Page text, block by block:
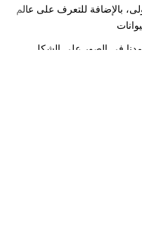
بالإضافة للتعرف على عالم
في الصور على الشكل